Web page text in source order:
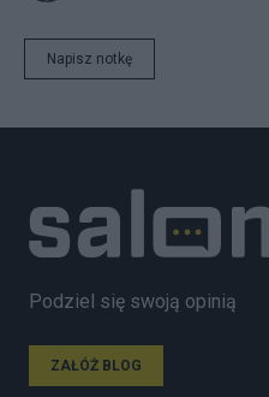
Napisz notkę
Podziel się swoją opinią
ZAŁÓŻ BLOG